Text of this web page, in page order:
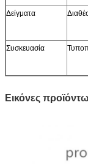
Δείγματα
Συσκευασία
Εικόνες